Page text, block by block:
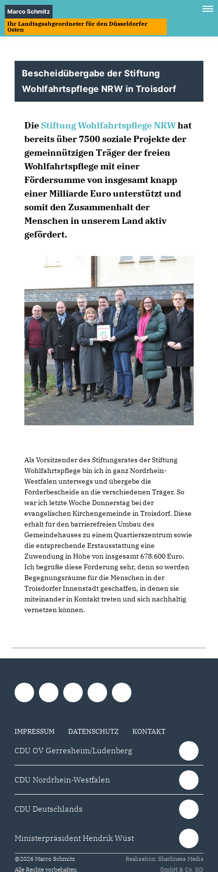
Marco Schmitz
Ihr Landtagsabgeordneter für den Düsseldorfer
Osten
Bescheidübergabe der Stiftung
Wohlfahrtspflege NRW in Troisdorf
Die Stiftung Wohlfahrtspflege NRWhat
bereits über 7500 soziale Projekte der
gemeinnützigen Träger der freien
Wohlfahrtspflege mit einer
Fördersumme von insgesamt knapp
einer Milliarde Euro unterstützt und
somit den Zusammenhalt der
Menschen in unserem Land aktiv
gefördert.
Als Vorsitzender des Stiftungsrates der Stiftung
Wohlfahrtspflege bin ich in ganz Nordrhein-
Westfalen unterwegs und übergebe die
Förderbescheide an die verschiedenen Träger. So
war ich letzte Woche Donnerstag bei der
evangelischen Kirchengemeinde in Troisdorf. Diese
erhält für den barrierefreien Umbau des
Gemeindehauses zu einem Quartierszentrum sowie
die entsprechende Erstausstattung eine
Zuwendung in Höhe von insgesamt 678.600 Euro.
Ich begrüße diese Förderung sehr, denn so werden
Begegnungsräume für die Menschen in der
Troisdorfer Innenstadt geschaffen, in denen sie
miteinander in Kontakt treten und sich nachhaltig
vernetzen können.
IMPRESSUM DATENSCHUTZ KONTAKT
CDU OV Gerresheim/Ludenberg
CDU Nordrhein-Westfalen
CDU Deutschlands
Ministerpräsident Hendrik Wüst
@2026 Marco Schmitz
Alle Rechte vorbehalten.
Realisation: Sharkness Media
GmbH & Co. KG